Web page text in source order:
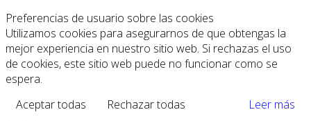
Preferencias de usuario sobre las cookies
Utilizamos cookies para asegurarnos de que obtengas la
mejor experiencia en nuestro sitio web. Si rechazas el uso
de cookies, este sitio web puede no funcionar como se
espera.
Aceptar todas
Rechazar todas
Leer más